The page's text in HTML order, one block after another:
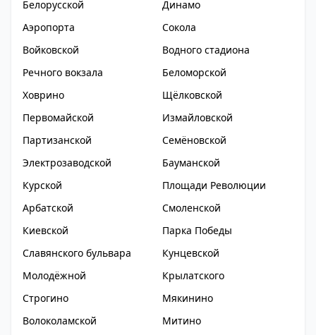
Белорусской
Динамо
Аэропорта
Сокола
Войковской
Водного стадиона
Речного вокзала
Беломорской
Ховрино
Щёлковской
Первомайской
Измайловской
Партизанской
Семёновской
Электрозаводской
Бауманской
Курской
Площади Революции
Арбатской
Смоленской
Киевской
Парка Победы
Славянского бульвара
Кунцевской
Молодёжной
Крылатского
Строгино
Мякинино
Волоколамской
Митино